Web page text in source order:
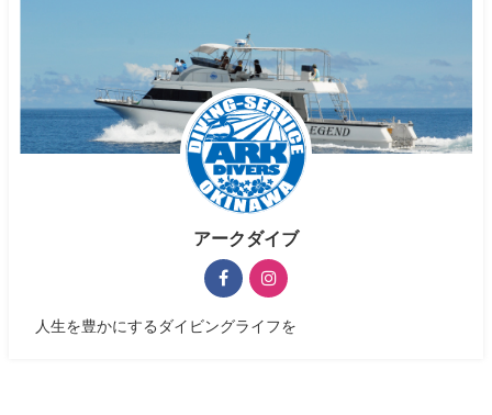
アークダイブ
人生を豊かにするダイビングライフを